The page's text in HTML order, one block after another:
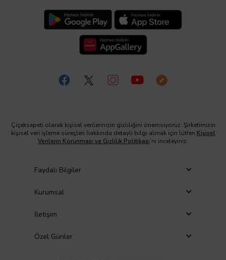
Çiçeksepeti olarak kişisel verilerinizin gizliliğini önemsiyoruz. Şirketimizin
kişisel veri işleme süreçleri hakkında detaylı bilgi almak için lütfen Kişisel
Verilerin Korunması ve Gizlilik Politikası’nı inceleyiniz.
Faydalı Bilgiler
Kurumsal
İletişim
Özel Günler